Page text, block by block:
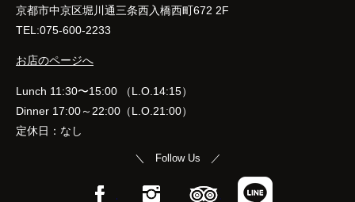
京都市中京区堀川通三条西入橋西町672 2F
TEL:075-600-2233
お店のページへ
Lunch 11:30〜15:00 （L.O.14:15）
Dinner 17:00～22:00（L.O.21:00）
定休日：なし
＼ Follow Us ／
FacebookInstagramTripAdvisor